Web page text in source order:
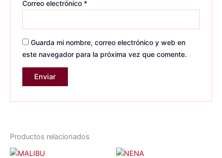
Correo electrónico *
Guarda mi nombre, correo electrónico y web en
este navegador para la próxima vez que comente.
Productos relacionados